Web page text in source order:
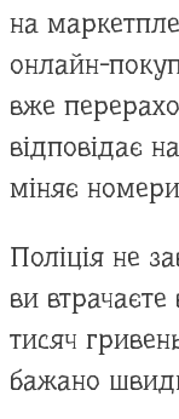
на
онлайн-
вже
відповідає
міняє
Поліція не
ви втрачаєте
тисяч
бажано